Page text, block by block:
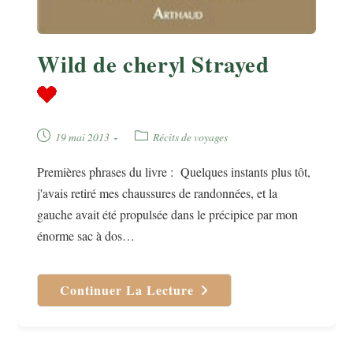
Wild de cheryl Strayed
Publication
19 mai 2013
Post Récits de voyages
Premières phrases du livre : Quelques instants plus tôt,
j'avais retiré mes chaussures de randonnées, et la
gauche avait été propulsée dans le précipice par mon
énorme sac à dos…
Continuer La Lecture Wild
De
Cheryl